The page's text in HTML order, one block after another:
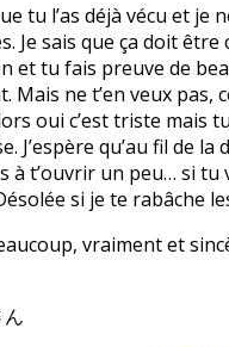
tu l’as déjà vécu et je
Je sais que ça doit être
et tu fais preuve de
Mais ne t’en veux pas,
oui c’est triste mais
J’espère qu’au fil de la
à t’ouvrir un peu… si tu
si je te rabâche
vraiment et
ん